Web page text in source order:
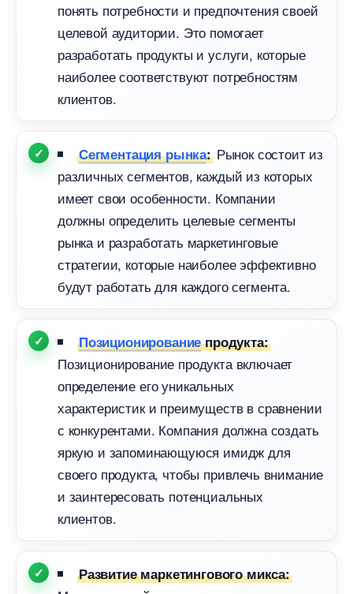
понять потребности и предпочтения своей
целевой аудитории. Это помогает
разработать продукты и услуги, которые
наиболее соответствуют потребностям
клиентов.
Сегментация рынка:Рынок состоит из
различных сегментов, каждый из которых
имеет свои особенности. Компании
должны определить целевые сегменты
рынка и разработать маркетинговые
стратегии, которые наиболее эффективно
удут работать для каждого сегмента.
Позиционированиепродукта:
Позиционирование продукта включает
определение его уникальных
характеристик и преимуществ в сравнении
с конкурентами. Компания должна создать
яркую и запоминающуюся имидж для
своего продукта, чтобы привлечь внимание
и заинтересовать потенциальных
клиентов.
Развитие маркетингового микса: